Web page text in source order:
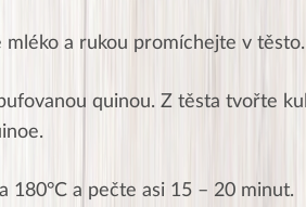
mléko a rukou promíchejte v těsto.
quinou. Z těsta tvořte
180°C a pečte asi 15 – 20 minut.